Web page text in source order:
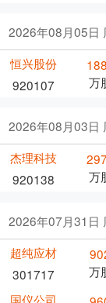
2026年08月05日
恒兴股份
920107
万
2026年08月03日
杰理科技
920138
万
2026年07月31日
超纯应材
301717
万
国仪公司